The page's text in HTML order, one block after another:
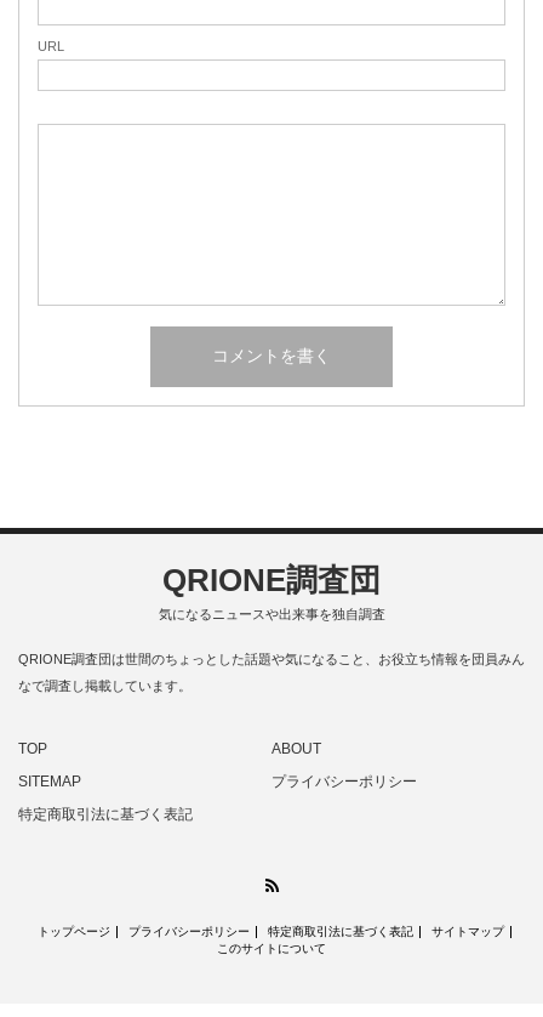
URL
QRIONE調査団
気になるニュースや出来事を独自調査
QRIONE調査団は世間のちょっとした話題や気になること、お役立ち情報を団員みん
なで調査し掲載しています。
TOP
ABOUT
SITEMAP
プライバシーポリシー
特定商取引法に基づく表記
トップページ プライバシーポリシー 特定商取引法に基づく表記
サイトマップ
このサイトについて